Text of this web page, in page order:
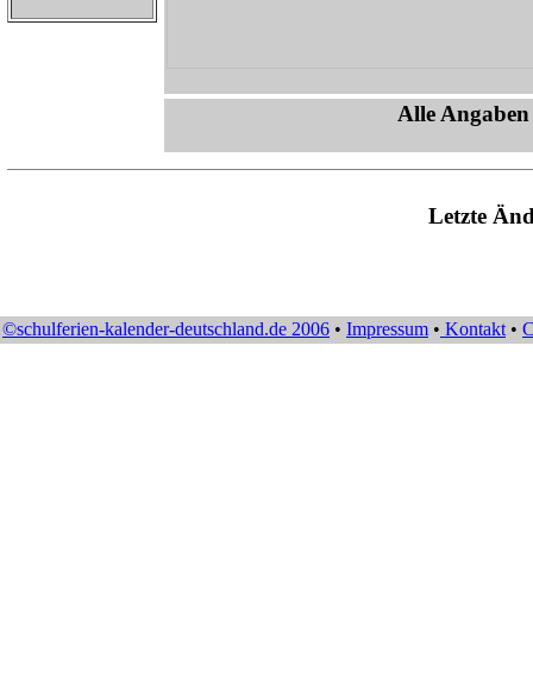
Alle
Letzte
©schulferien-kalender-deutschland.de 2006 • Impressum • Kontakt •